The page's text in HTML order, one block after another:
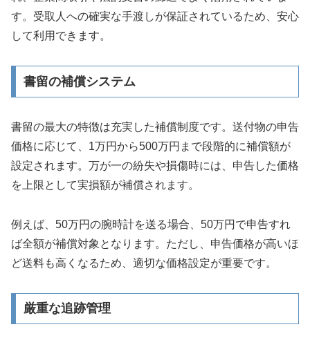
す。受取人への確実な手渡しが保証されているため、安心
して利用できます。
書留の補償システム
書留の最大の特徴は充実した補償制度です。送付物の申告
価格に応じて、1万円から500万円まで段階的に補償額が
設定されます。万が一の紛失や損傷時には、申告した価格
を上限として実損額が補償されます。
例えば、50万円の腕時計を送る場合、50万円で申告すれ
ば全額が補償対象となります。ただし、申告価格が高いほ
ど送料も高くなるため、適切な価格設定が重要です。
厳重な追跡管理